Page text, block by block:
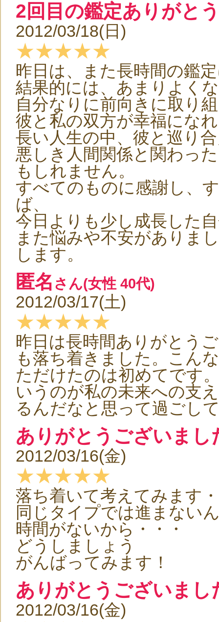
2回目の鑑定ありがと
2012/03/18(日)
★★★★★
昨日は、また長時間の鑑
結果的には、あまりよく
自分なりに前向きに取り
彼と私の双方が幸福にな
長い人生の中、彼と巡り
悪しき人間関係と関わっ
もしれません。
すべてのものに感謝し、
ば、
今日よりも少し成長した
また悩みや不安がありま
します。
匿名 さん(女性 40代)
2012/03/17(土)
★★★★★
昨日は長時間ありがとう
も落ち着きました。こん
ただけたのは初めてです
いうのが私の未来への支
るんだなと思って過ごし
ありがとうございま
2012/03/16(金)
★★★★★
落ち着いて考えてみます
同じタイプでは進まない
時間がないから・・・
どうしましょう
がんばってみます！
ありがとうございまし
2012/03/16(金)